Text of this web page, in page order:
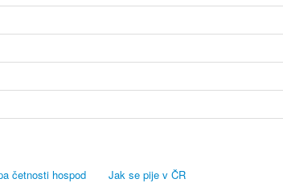
četnosti hospod Jak se pije v ČR